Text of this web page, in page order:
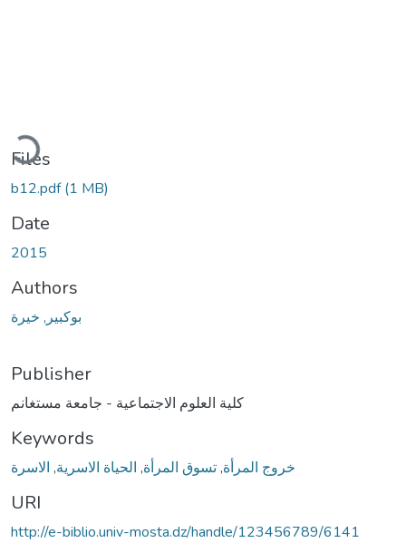
Files
b12.pdf(1 MB)
Date
2015
Authors
بوكبير, خيرة
Publisher
كلية العلوم الاجتماعية - جامعة مستغانم
Keywords
خروج المرأة,تسوق المرأة, الحياة الاسرية, الاسرة
URI
http://e-biblio.univ-mosta.dz/handle/123456789/6141